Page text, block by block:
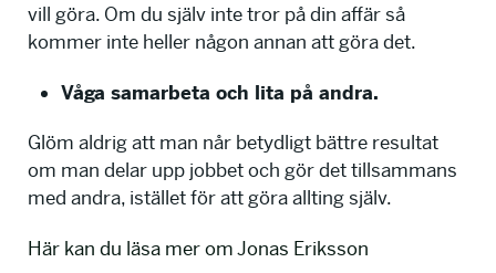
vill göra. Om du själv inte tror på din affär så
kommer inte heller någon annan att göra det.
Våga samarbeta och lita på andra.
Glöm aldrig att man når betydligt bättre resultat
om man delar upp jobbet och gör det tillsammans
med andra, istället för att göra allting själv.
Här kan du läsa mer om Jonas Eriksson